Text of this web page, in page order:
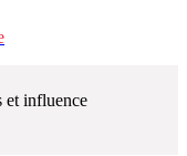
et influence